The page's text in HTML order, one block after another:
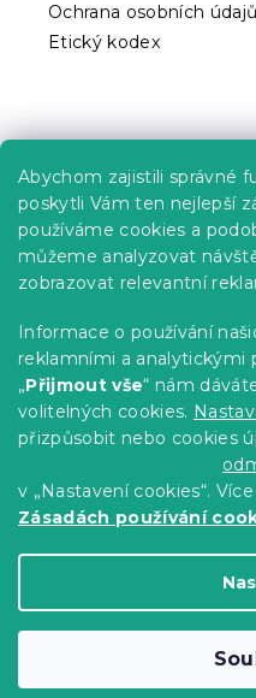
Abychom zajistili správné
poskytli Vám ten nejlepší
používáme cookies a
můžeme analyzovat
zobrazovat relevantní
Informace o používání
reklamními a analytickými
„Přijmout vše“ nám
volitelných cookies.
přizpůsobit nebo cookies
v „Nastavení cookies“.
Zásadách používání
Ochrana osobních údajů
Etický kodex
Kariéra
Poptávky a B2B
Proč se u nás
Věrnostní program -
Návody
Tabulky velikostí
Blog
Copyright 2026
práva vyhrazena.